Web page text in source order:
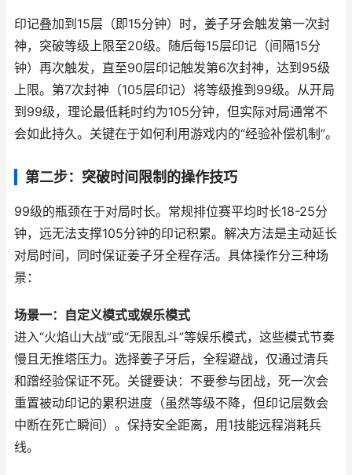
印记叠加到15层（即15分钟）时，姜子牙会触发第一次封
神，突破等级上限至20级。随后每15层印记（间隔15分
钟）再次触发，直至90层印记触发第6次封神，达到95级
上限。第7次封神（105层印记）将等级推到99级。从开局
到99级，理论最低耗时约为105分钟，但实际对局通常不
会如此持久。关键在于如何利用游戏内的“经验补偿机制”。
第二步：突破时间限制的操作技巧
99级的瓶颈在于对局时长。常规排位赛平均时长18-25分
钟，远无法支撑105分钟的印记积累。解决方法是主动延长
对局时间，同时保证姜子牙全程存活。具体操作分三种场
景：
场景一：自定义模式或娱乐模式
进入“火焰山大战”或“无限乱斗”等娱乐模式，这些模式节奏
慢且无推塔压力。选择姜子牙后，全程避战，仅通过清兵
和蹭经验保证不死。关键要诀：不要参与团战，死一次会
重置被动印记的累积进度（虽然等级不降，但印记层数会
中断在死亡瞬间）。保持安全距离，用1技能远程消耗兵
线。